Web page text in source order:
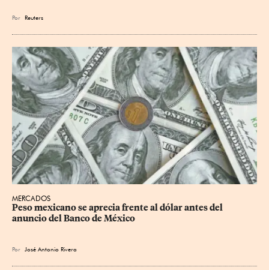
Por Reuters
MERCADOS
Peso mexicano se aprecia frente al dólar antes del
anuncio del Banco de México
Por José Antonio Rivera